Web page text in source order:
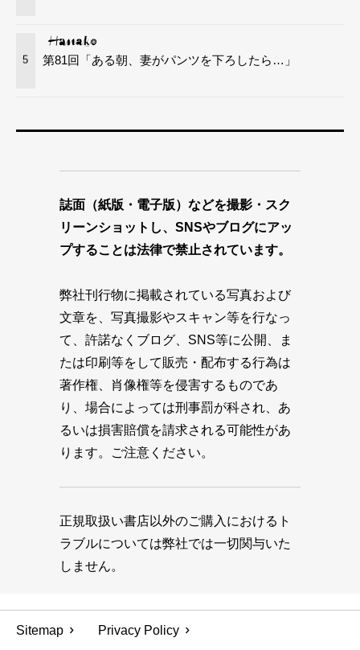
5 第81回「ある朝、妻がパンツを下ろしたら…」
誌面（紙版・電子版）などを撮影・スク
リーンショットし、SNSやブログにアッ
プすることは法律で禁止されています。
弊社刊行物に掲載されている写真および
文章を、写真撮影やスキャン等を行なっ
て、許諾なくブログ、SNS等に公開、ま
たは印刷等をして販売・配布する行為は
著作権、肖像権等を侵害するものであ
り、場合によっては刑事罰が科され、あ
るいは損害賠償を請求される可能性があ
ります。ご注意ください。
正規取扱い書店以外のご購入におけるト
ラブルについては弊社では一切関与いた
しません。
Sitemap Privacy Policy